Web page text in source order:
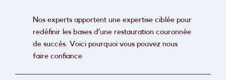
Nos experts apportent une expertise ciblée pour
redéfinir les bases d’une restauration couronnée
de succès. Voici pourquoi vous pouvez nous
faire confiance